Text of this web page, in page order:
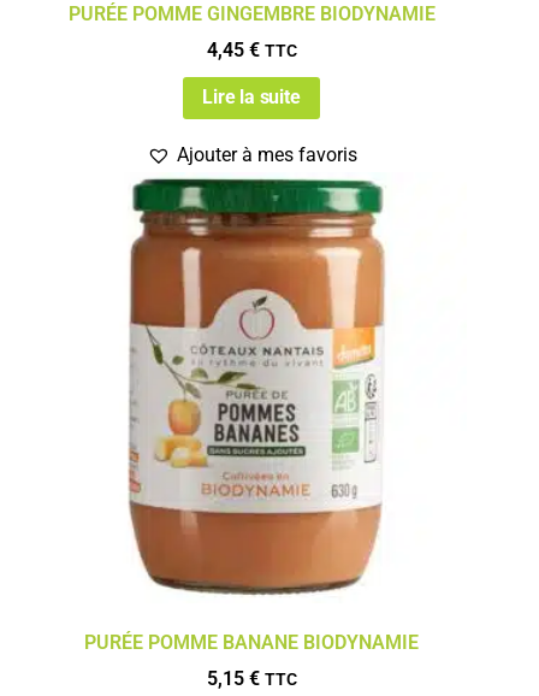
PURÉE POMME GINGEMBRE BIODYNAMIE
4,45 € TTC
Lire la suite
Ajouter à mes favoris
PURÉE POMME BANANE BIODYNAMIE
5,15 € TTC